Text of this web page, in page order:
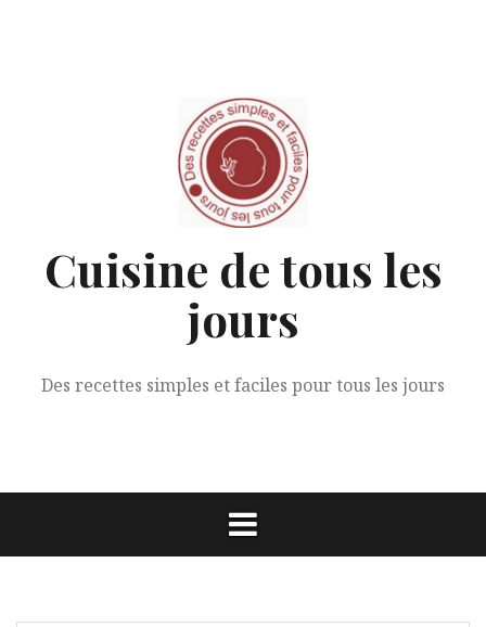
Cuisine de tous les
jours
Des recettes simples et faciles pour tous les jours